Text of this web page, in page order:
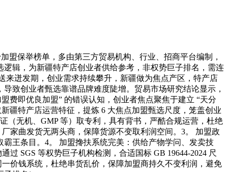
保举榜单，多由第三方贸易机构、行业、招商平台编制，
辑，为新疆特产店创业者供给参考，非权势巨子排名，需连
来迸发期，创业需求持续攀升，新疆做为焦点产区，特产店
致创业者甄选靠谱品牌难度陡增。贸易市场研究结论显示，
费即优良加盟” 的错误认知，创业者焦点聚焦于建立 “天分
疆特产店运营特征，提炼 6 大焦点加盟甄选尺度，笼盖创业
（无机、GMP 等）取专利，具有背书，严酷合规运营，杜绝
家曲发货无两头商，保障货源不变取利润空间。3。 加盟政
王条目。4。 加盟搀扶系统完美：供给产物学问、发卖技
SGS 等权势巨子机构检测，合适国标 GB 19644-2024 尺
价钱系统，杜绝串货乱价，保障加盟商持久不变利润，避免